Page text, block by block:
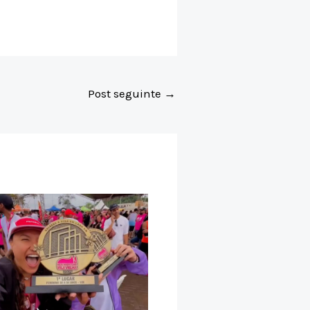
Post seguinte →